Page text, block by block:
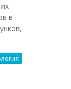
в